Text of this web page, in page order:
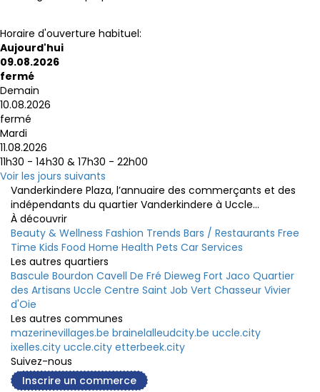
Horaire d'ouverture habituel:
Aujourd'hui
09.08.2026
fermé
Demain
10.08.2026
fermé
Mardi
11.08.2026
11h30 - 14h30 & 17h30 - 22h00
Voir les jours suivants
Vanderkindere Plaza, l’annuaire des commerçants et des
indépendants du quartier Vanderkindere à Uccle...
À découvrir
Beauty & Wellness Fashion Trends Bars / Restaurants Free
Time Kids Food Home Health Pets Car Services
Les autres quartiers
Bascule Bourdon Cavell De Fré Dieweg Fort Jaco Quartier
des Artisans Uccle Centre Saint Job Vert Chasseur Vivier
d'Oie
Les autres communes
mazerinevillages.be brainelalleudcity.be uccle.city
ixelles.city uccle.city etterbeek.city
Suivez-nous
Inscrire un commerce